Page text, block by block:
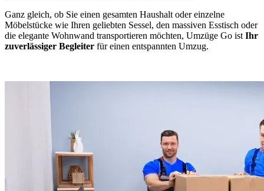
Ganz gleich, ob Sie einen gesamten Haushalt oder einzelne
Möbelstücke wie Ihren geliebten Sessel, den massiven Esstisch oder
die elegante Wohnwand transportieren möchten, Umzüge Go ist Ihr
zuverlässiger Begleiter für einen entspannten Umzug.